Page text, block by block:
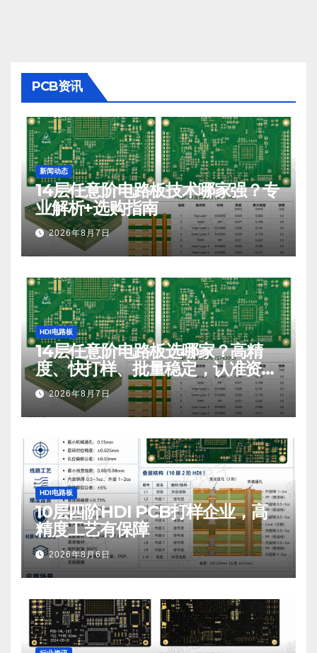
PCB资讯
新闻动态
14层任意阶电路板技术哪家强？专
业解析+选购指南
2026年8月7日
HDI电路板
14层任意阶电路板选哪家？高精
度、快打样、批量稳定，认准资深
PCB厂家
2026年8月7日
HDI电路板
10层四阶HDI PCB打样企业，高
精度工艺有保障
2026年8月6日